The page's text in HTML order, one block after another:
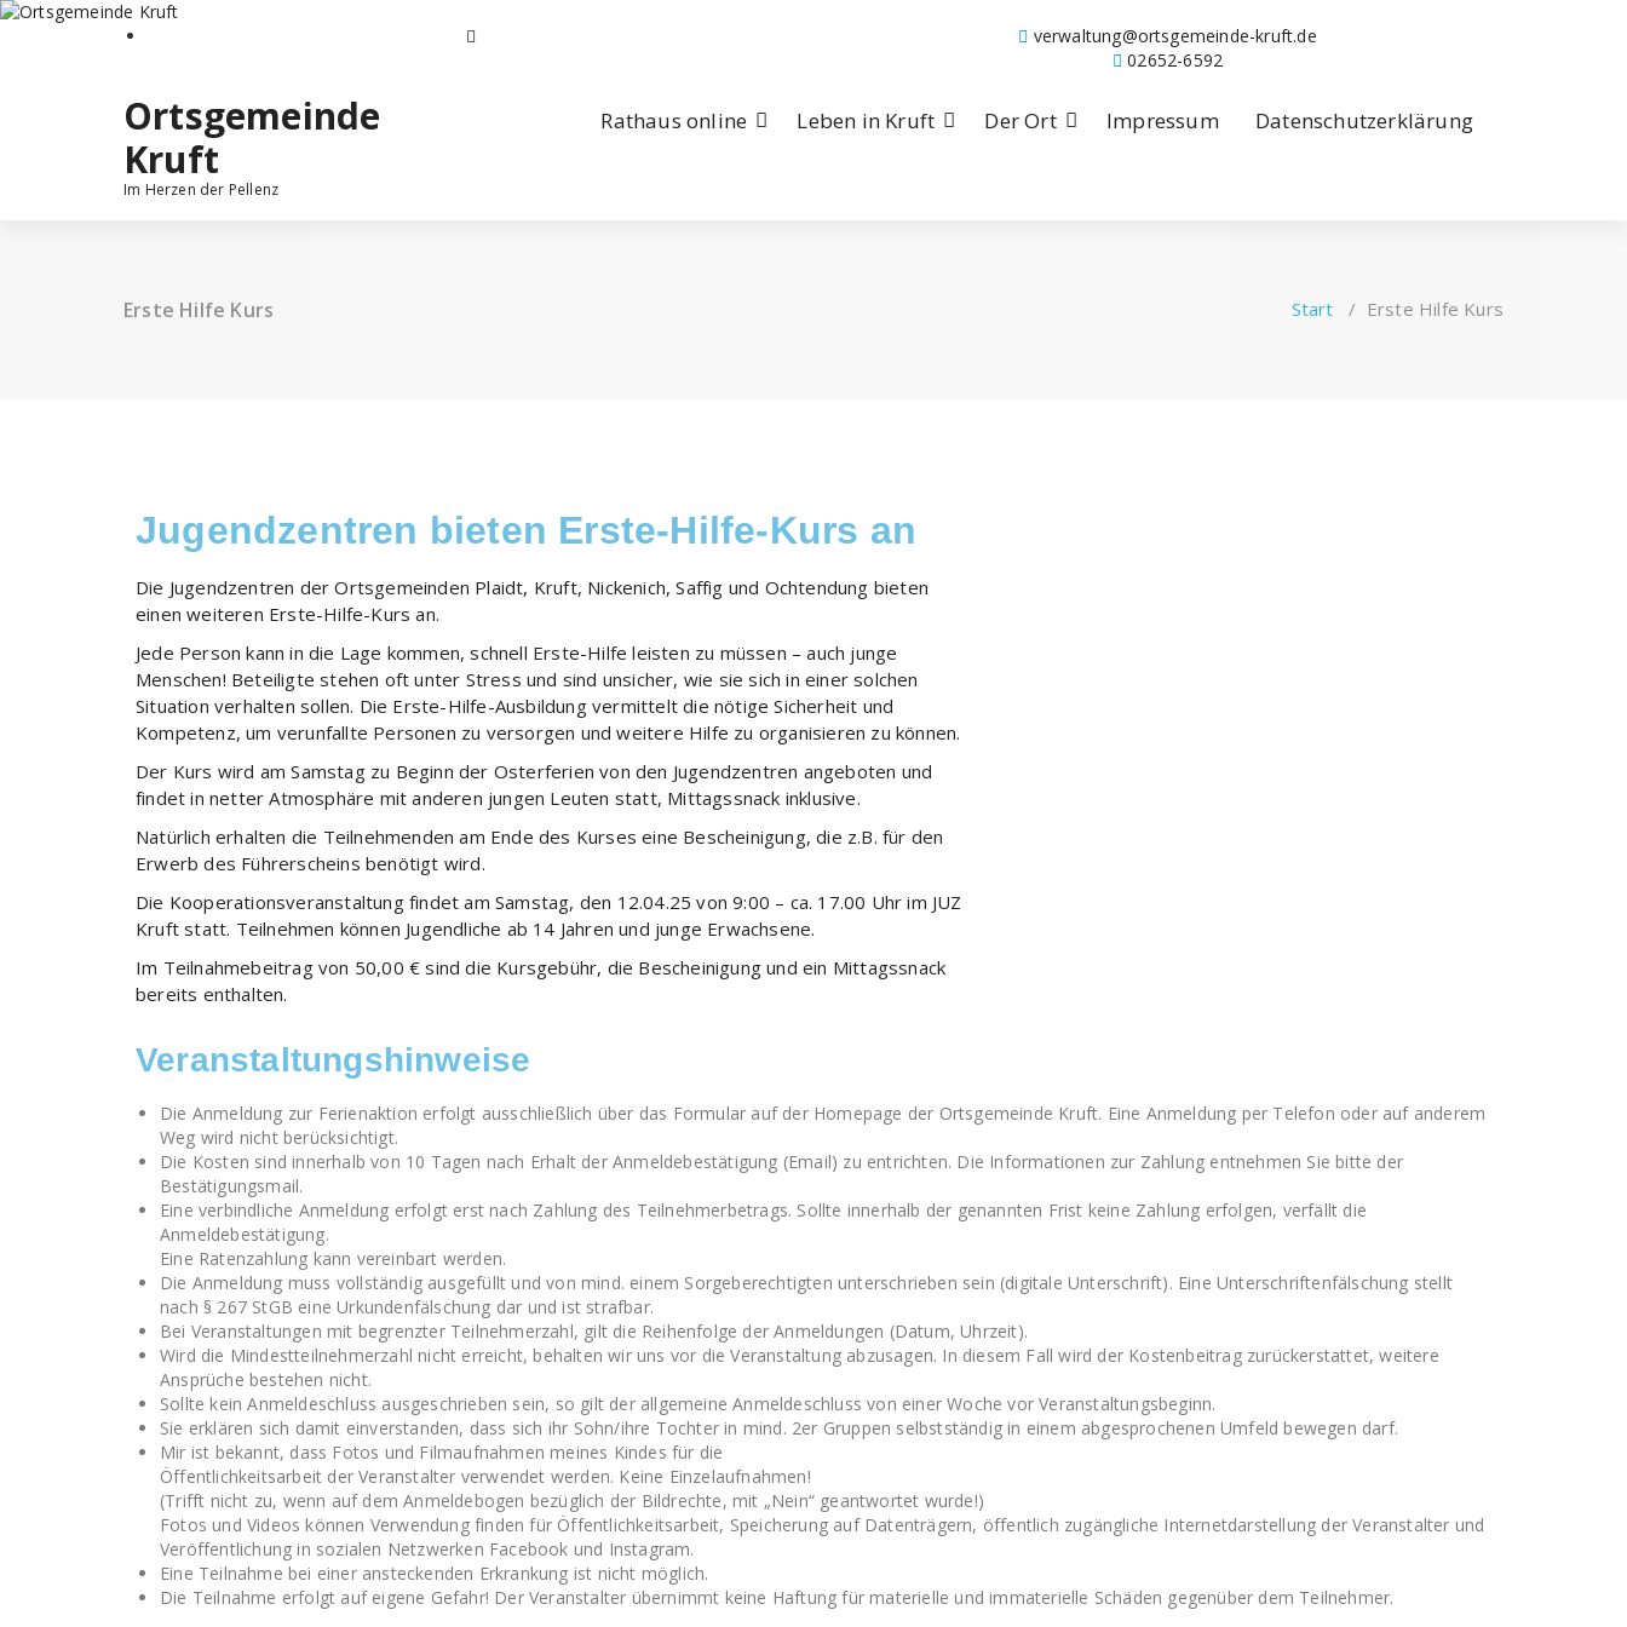
verwaltung@ortsgemeinde-kruft.de
02652-6592
Ortsgemeinde
Kruft
Im Herzen der Pellenz
Rathaus online Leben in Kruft Der Ort Impressum Datenschutzerklärung
Erste Hilfe Kurs Start / Erste Hilfe Kurs
Jugendzentren bieten Erste-Hilfe-Kurs an
Die Jugendzentren der Ortsgemeinden Plaidt, Kruft, Nickenich, Saffig und Ochtendung bieten
einen weiteren Erste-Hilfe-Kurs an.
Jede Person kann in die Lage kommen, schnell Erste-Hilfe leisten zu müssen – auch junge
Menschen! Beteiligte stehen oft unter Stress und sind unsicher, wie sie sich in einer solchen
Situation verhalten sollen. Die Erste-Hilfe-Ausbildung vermittelt die nötige Sicherheit und
Kompetenz, um verunfallte Personen zu versorgen und weitere Hilfe zu organisieren zu können.
Der Kurs wird am Samstag zu Beginn der Osterferien von den Jugendzentren angeboten und
findet in netter Atmosphäre mit anderen jungen Leuten statt, Mittagssnack inklusive.
Natürlich erhalten die Teilnehmenden am Ende des Kurses eine Bescheinigung, die z.B. für den
Erwerb des Führerscheins benötigt wird.
Die Kooperationsveranstaltung findet am Samstag, den 12.04.25 von 9:00 – ca. 17.00 Uhr im JUZ
Kruft statt. Teilnehmen können Jugendliche ab 14 Jahren und junge Erwachsene.
Im Teilnahmebeitrag von 50,00 € sind die Kursgebühr, die Bescheinigung und ein Mittagssnack
bereits enthalten.
Veranstaltungshinweise
Die Anmeldung zur Ferienaktion erfolgt ausschließlich über das Formular auf der Homepage der Ortsgemeinde Kruft. Eine Anmeldung per Telefon oder auf anderem
Weg wird nicht berücksichtigt.
Die Kosten sind innerhalb von 10 Tagen nach Erhalt der Anmeldebestätigung (Email) zu entrichten. Die Informationen zur Zahlung entnehmen Sie bitte der
Bestätigungsmail.
Eine verbindliche Anmeldung erfolgt erst nach Zahlung des Teilnehmerbetrags. Sollte innerhalb der genannten Frist keine Zahlung erfolgen, verfällt die
Anmeldebestätigung.
Eine Ratenzahlung kann vereinbart werden.
Die Anmeldung muss vollständig ausgefüllt und von mind. einem Sorgeberechtigten unterschrieben sein (digitale Unterschrift). Eine Unterschriftenfälschung stellt
nach § 267 StGB eine Urkundenfälschung dar und ist strafbar.
Bei Veranstaltungen mit begrenzter Teilnehmerzahl, gilt die Reihenfolge der Anmeldungen (Datum, Uhrzeit).
Wird die Mindestteilnehmerzahl nicht erreicht, behalten wir uns vor die Veranstaltung abzusagen. In diesem Fall wird der Kostenbeitrag zurückerstattet, weitere
Ansprüche bestehen nicht.
Sollte kein Anmeldeschluss ausgeschrieben sein, so gilt der allgemeine Anmeldeschluss von einer Woche vor Veranstaltungsbeginn.
Sie erklären sich damit einverstanden, dass sich ihr Sohn/ihre Tochter in mind. 2er Gruppen selbstständig in einem abgesprochenen Umfeld bewegen darf.
Mir ist bekannt, dass Fotos und Filmaufnahmen meines Kindes für die
Öffentlichkeitsarbeit der Veranstalter verwendet werden. Keine Einzelaufnahmen!
(Trifft nicht zu, wenn auf dem Anmeldebogen bezüglich der Bildrechte, mit „Nein“ geantwortet wurde!)
Fotos und Videos können Verwendung finden für Öffentlichkeitsarbeit, Speicherung auf Datenträgern, öffentlich zugängliche Internetdarstellung der Veranstalter und
Veröffentlichung in sozialen Netzwerken Facebook und Instagram.
Eine Teilnahme bei einer ansteckenden Erkrankung ist nicht möglich.
Die Teilnahme erfolgt auf eigene Gefahr! Der Veranstalter übernimmt keine Haftung für materielle und immaterielle Schäden gegenüber dem Teilnehmer.